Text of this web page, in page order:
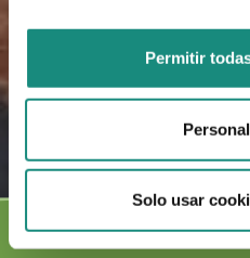
Permitir
Solo usar